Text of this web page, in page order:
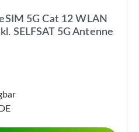
5G Cat 12 WLAN
SELFSAT 5G Antenne